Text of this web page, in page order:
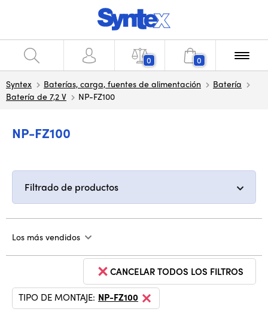
0 0
Syntex Baterías, carga, fuentes de alimentación
Batería
Batería de 7,2 V
NP-FZ100
NP-FZ100
Filtrado de productos
Los más vendidos
CANCELAR TODOS LOS FILTROS
TIPO DE MONTAJE: NP-FZ100